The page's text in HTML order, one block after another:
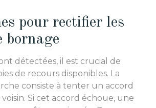
pour rectifier les
bornage
détectées, il est crucial de
de recours disponibles. La
consiste à tenter un accord
Si cet accord échoue, une